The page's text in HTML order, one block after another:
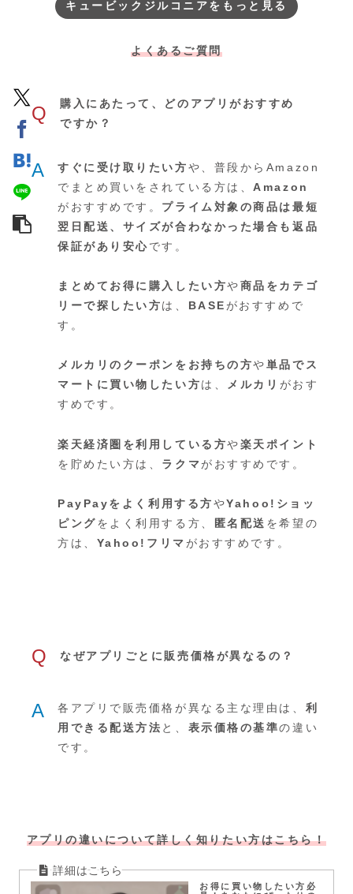
キュービックジルコニアをもっと見る
よくあるご質問
Q
購入にあたって、どのアプリがおすすめ
ですか？
A すぐに受け取りたい方や、普段からAmazon
でまとめ買いをされている方は、 Amazon
がおすすめです。 プライム対象の商品は最短
翌日配送、サイズが合わなかった場合も返品
保証があり安心です。
まとめてお得に購入したい方や商品をカテゴ
リーで探したい方は、 BASE がおすすめで
す。
メルカリのクーポンをお持ちの方や単品でス
マートに買い物したい方は、 メルカリ がおす
すめです。
楽天経済圏を利用している方や楽天ポイント
を貯めたい方は、 ラクマ がおすすめです。
PayPayをよく利用する方やYahoo!ショッ
ピングをよく利用する方、 匿名配送 を希望の
方は、 Yahoo!フリマ がおすすめです。
Q なぜアプリごとに販売価格が異なるの？
A 各アプリで販売価格が異なる主な理由は、 利
用できる配送方法 と、 表示価格の基準の違い
です。
アプリの違いについて詳しく知りたい方はこちら！
お得に買い物したい方必